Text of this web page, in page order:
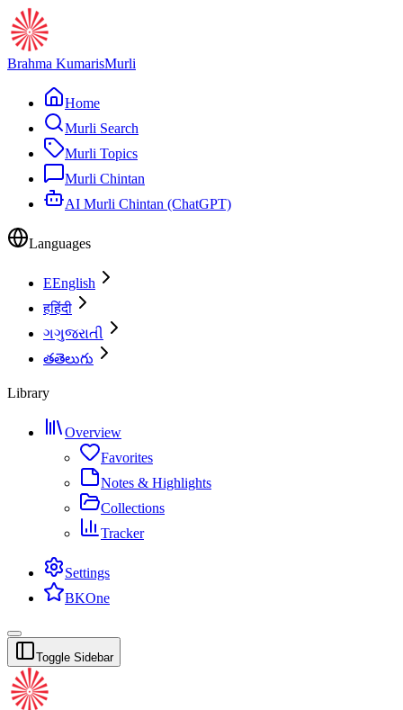
Brahma KumarisMurli
Home
Murli Search
Murli Topics
Murli Chintan
AI Murli Chintan (ChatGPT)
Languages
EEnglish
हहिंदी
ગગુજરાતી
తతెలుగు
Library
Overview
Favorites
Notes & Highlights
Collections
Tracker
Settings
BKOne
Toggle Sidebar